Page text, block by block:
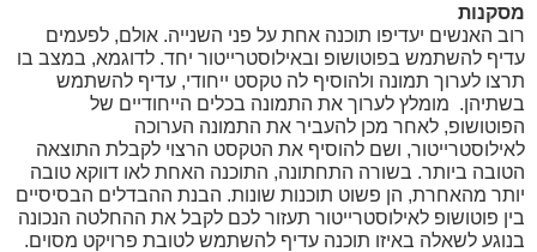
מסקנות
רוב האנשים יעדיפו תוכנה אחת על פני השנייה. אולם, לפעמים
עדיף להשתמש בפוטושופ ובאילוסטרייטור יחד. לדוגמא, במצב בו
תרצו לערוך תמונה ולהוסיף לה טקסט ייחודי, עדיף להשתמש
בשתיהן. מומלץ לערוך את התמונה בכלים הייחודיים של
הפוטושופ, לאחר מכן להעביר את התמונה הערוכה
לאילוסטרייטור, ושם להוסיף את הטקסט הרצוי לקבלת התוצאה
הטובה ביותר. בשורה התחתונה, התוכנה האחת לאו דווקא טובה
יותר מהאחרת, הן פשוט תוכנות שונות. הבנת ההבדלים הבסיסיים
בין פוטושופ לאילוסטרייטור תעזור לכם לקבל את ההחלטה הנכונה
בנוגע לשאלה באיזו תוכנה עדיף להשתמש לטובת פרויקט מסוים.